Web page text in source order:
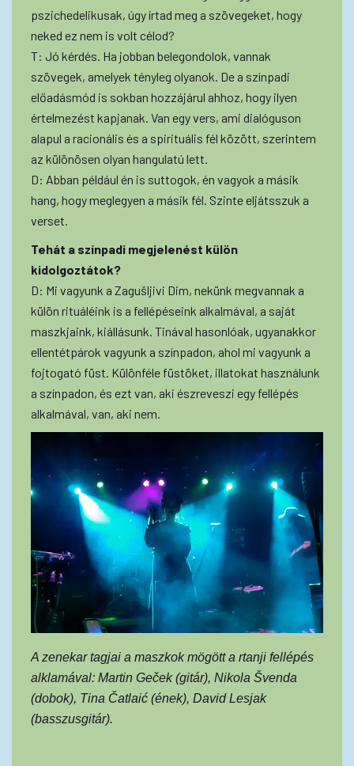
pszichedelikusak, úgy írtad meg a szövegeket, hogy
neked ez nem is volt célod?
T: Jó kérdés. Ha jobban belegondolok, vannak
szövegek, amelyek tényleg olyanok. De a színpadi
előadásmód is sokban hozzájárul ahhoz, hogy ilyen
értelmezést kapjanak. Van egy vers, ami dialóguson
alapul a racionális és a spirituális fél között, szerintem
az különösen olyan hangulatú lett.
D: Abban például én is suttogok, én vagyok a másik
hang, hogy meglegyen a másik fél. Szinte eljátsszuk a
verset.
Tehát a színpadi megjelenést külön
kidolgoztátok?
D: Mi vagyunk a Zagušljivi Dim, nekünk megvannak a
külön rituáléink is a fellépéseink alkalmával, a saját
maszkjaink, kiállásunk. Tinával hasonlóak, ugyanakkor
ellentétpárok vagyunk a színpadon, ahol mi vagyunk a
fojtogató füst. Különféle füstöket, illatokat használunk
a színpadon, és ezt van, aki észreveszi egy fellépés
alkalmával, van, aki nem.
A zenekar tagjai a maszkok mögött a rtanji fellépés
alklamával: Martin Geček (gitár), Nikola Švenda
(dobok), Tina Čatlaić (ének), David Lesjak
(basszusgitár).